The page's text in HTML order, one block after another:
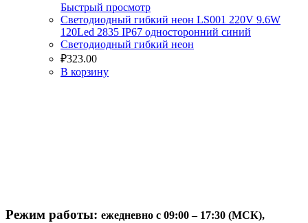
Быстрый просмотр
Светодиодный гибкий неон LS001 220V 9.6W
120Led 2835 IP67 односторонний синий
Светодиодный гибкий неон
₽323.00
В корзину
Режим работы: ежедневно с 09:00 – 17:30 (МСК),